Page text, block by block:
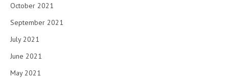
October 2021
September 2021
July 2021
June 2021
May 2021